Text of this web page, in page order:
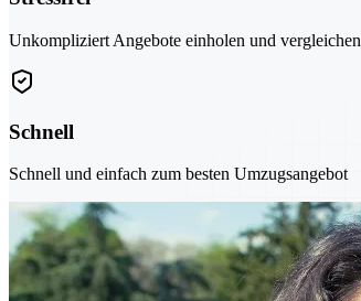
Unkompliziert Angebote einholen und vergleichen
Schnell
Schnell und einfach zum besten Umzugsangebot